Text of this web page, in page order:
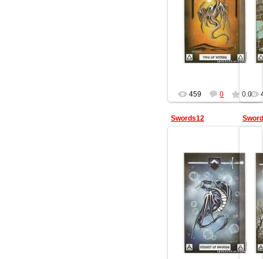
13.02.2013
Геката
459 0 0.0
Swords12
13.02.2013
Геката